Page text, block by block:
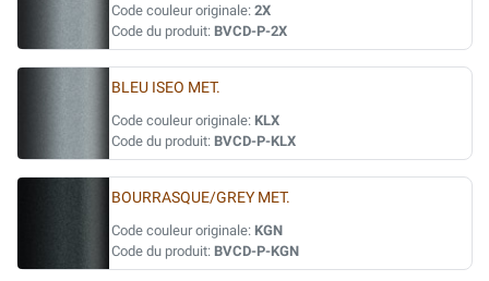
Code couleur originale: 2X
Code du produit: BVCD-P-2X
BLEU ISEO MET.
Code couleur originale: KLX
Code du produit: BVCD-P-KLX
BOURRASQUE/GREY MET.
Code couleur originale: KGN
Code du produit: BVCD-P-KGN